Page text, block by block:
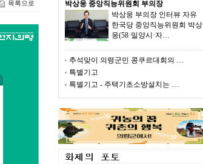
목록으로
박상웅 중앙직능위원회 부의장
박상웅 부의장 인터뷰 자유
한국당 중앙직능위원회 박상
웅(58·밀양시·자…
추석맞이 의령군민 콩쿠르대회의 …
특별기고
특별기고 - 주택기초소방설치는 …